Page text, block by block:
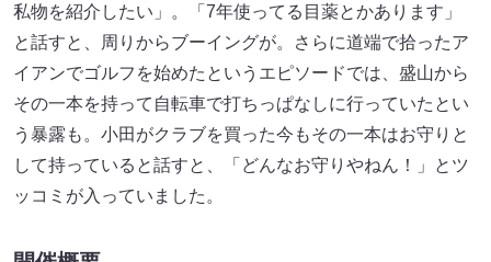
私物を紹介したい」。「7年使ってる目薬とかあります」
と話すと、周りからブーイングが。さらに道端で拾ったア
イアンでゴルフを始めたというエピソードでは、盛山から
その一本を持って自転車で打ちっぱなしに行っていたとい
う暴露も。小田がクラブを買った今もその一本はお守りと
して持っていると話すと、「どんなお守りやねん！」とツ
ッコミが入っていました。